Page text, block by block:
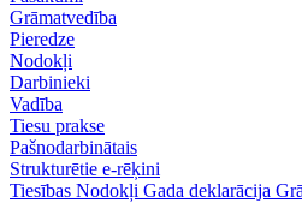
Grāmatvedība
Pieredze
Nodokļi
Darbinieki
Vadība
Tiesu prakse
Pašnodarbinātais
Strukturētie e-rēķini
Tiesības Nodokļi Gada deklarācija